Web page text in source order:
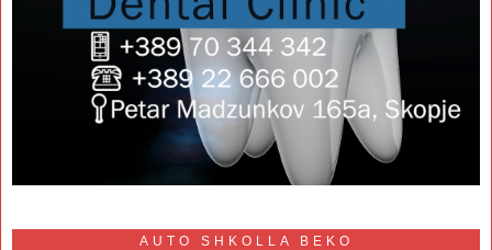
AUTO SHKOLLA BEKO